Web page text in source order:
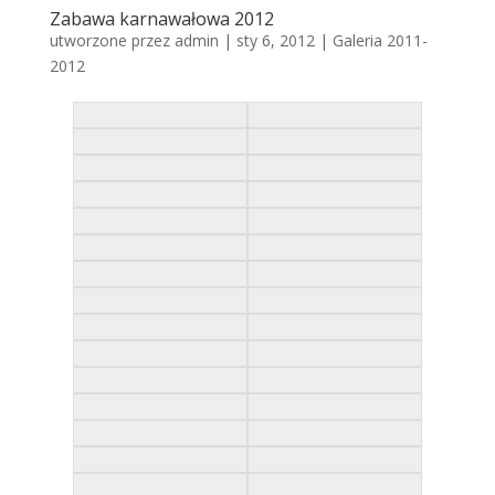
Zabawa karnawałowa 2012
utworzone przez admin | sty 6, 2012| Galeria 2011-
2012